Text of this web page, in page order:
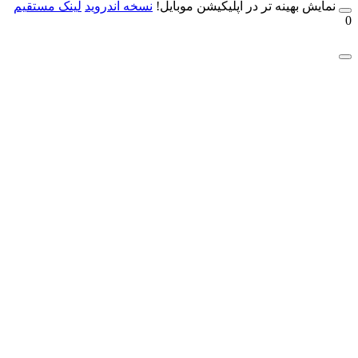
بهینه تر در اپلیکیشن موبایل!نسخه آندروید لینک مستقیم